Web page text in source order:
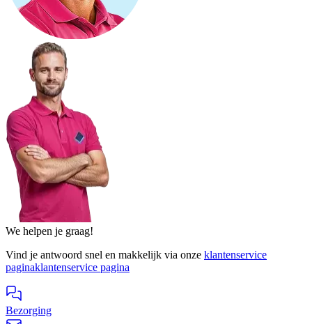
We helpen je graag!
Vind je antwoord snel en makkelijk via onze klantenservice
paginaklantenservice pagina
Bezorging